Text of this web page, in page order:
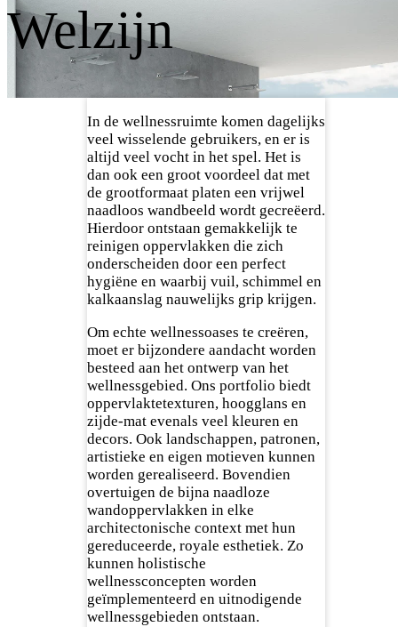
Welzijn
In de wellnessruimte komen dagelijks
veel wisselende gebruikers, en er is
altijd veel vocht in het spel. Het is
dan ook een groot voordeel dat met
de grootformaat platen een vrijwel
naadloos wandbeeld wordt gecreëerd.
Hierdoor ontstaan gemakkelijk te
reinigen oppervlakken die zich
onderscheiden door een perfect
hygiëne en waarbij vuil, schimmel en
kalkaanslag nauwelijks grip krijgen.
Om echte wellnessoases te creëren,
moet er bijzondere aandacht worden
besteed aan het ontwerp van het
wellnessgebied. Ons portfolio biedt
oppervlaktetexturen, hoogglans en
zijde-mat evenals veel kleuren en
decors. Ook landschappen, patronen,
artistieke en eigen motieven kunnen
worden gerealiseerd. Bovendien
overtuigen de bijna naadloze
wandoppervlakken in elke
architectonische context met hun
gereduceerde, royale esthetiek. Zo
kunnen holistische
wellnessconcepten worden
geïmplementeerd en uitnodigende
wellnessgebieden ontstaan.